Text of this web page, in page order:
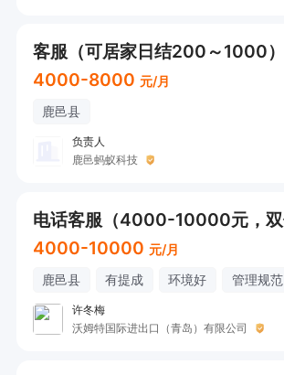
客服（可居家日结200～1000）
4000-8000 元/月
鹿邑县
负责人
鹿邑蚂蚁科技
4000-10000 元/月
鹿邑县 有提成 环境好 管理规范
许冬梅
沃姆特国际进出口（青岛）有限公司